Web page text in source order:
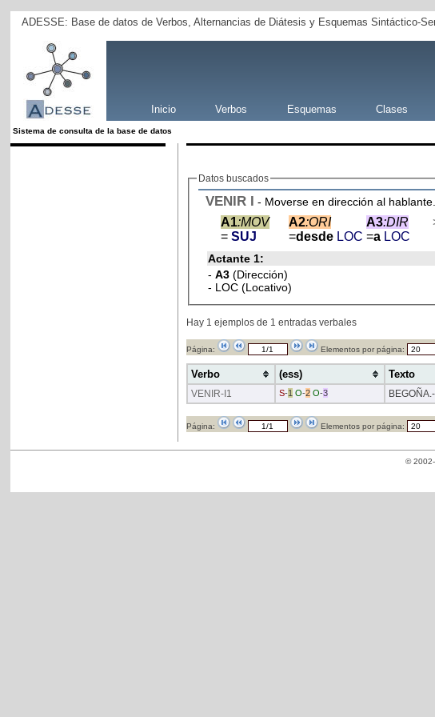
ADESSE: Base de datos de Verbos, Alternancias de Diátesis y Esquemas Sintáctico-
Inicio Verbos Esquemas Clases
Sistema de consulta de la base de datos
Datos buscados
VENIR I - Moverse en dirección al
A1:MOV
= SUJ
A2:ORI
=desde LOC
A3:DIR
=a LOC
Actante 1:
- A3 (Dirección)
- LOC (Locativo)
Hay 1 ejemplos de 1 entradas verbales
Página: Elementos por página:
Verbo (ess) Texto
VENIR-I1 S-1 O-2 O-3 BEGOÑA.-
Página: Elementos por página:
©